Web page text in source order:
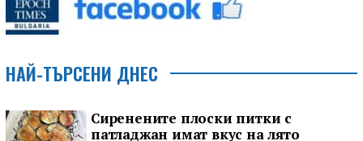
НАЙ-ТЪРСЕНИ ДНЕС
Сиренените плоски питки с
патладжан имат вкус на лято